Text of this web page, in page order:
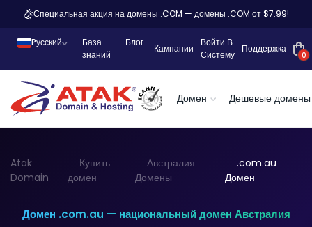
Специальная акция на домены .COM — домены .COM от $7.99!
Pусский
База
знаний
Блог
Кампании
Войти В
Систему
Поддержка
0
Домен Дешевые домены
Atak
Domain
Купить
домен
Австралия
Домены
.com.au
Домен
Домен .com.au — национальный домен Австралия